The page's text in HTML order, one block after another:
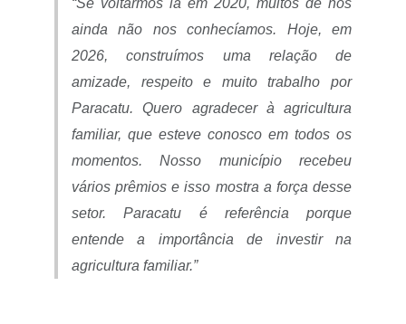
“Se voltarmos lá em 2020, muitos de nós
ainda não nos conhecíamos. Hoje, em
2026, construímos uma relação de
amizade, respeito e muito trabalho por
Paracatu. Quero agradecer à agricultura
familiar, que esteve conosco em todos os
momentos. Nosso município recebeu
vários prêmios e isso mostra a força desse
setor. Paracatu é referência porque
entende a importância de investir na
agricultura familiar.”